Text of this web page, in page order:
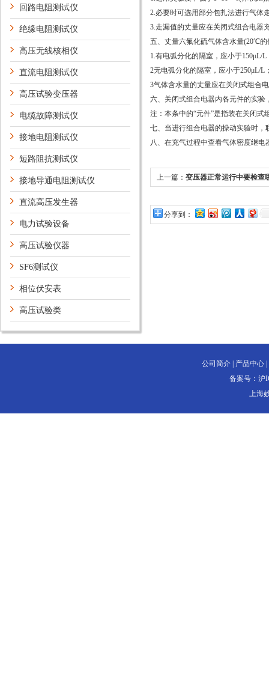
回路电阻测试仪
绝缘电阻测试仪
高压无线核相仪
直流电阻测试仪
高压试验变压器
电缆故障测试仪
接地电阻测试仪
短路阻抗测试仪
接地导通电阻测试仪
直流高压发生器
电力试验设备
高压试验仪器
SF6测试仪
相位伏安表
高压试验类
2.必要时可选用部分包扎法进行气体
3.走漏值的丈量应在关闭式组合电器
五、丈量六氟化硫气体含水量(20℃
1.有电弧分化的隔室，应小于150μL/L
2无电弧分化的隔室，应小于250μL/L
3气体含水量的丈量应在关闭式组合
六、关闭式组合电器内各元件的实
注：本条中的“元件”是指装在关闭
七、当进行组合电器的操动实验时
八、在充气过程中查看气体密度继
上一篇： 变压器正常运行中要检查
分享到：
公司简介 产品中心
备案号： 沪
上海